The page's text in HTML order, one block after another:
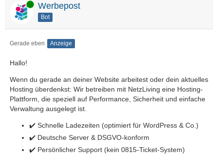
Online Werbepost
Bot
Gerade eben Anzeige
Hallo!
Wenn du gerade an deiner Website arbeitest oder dein aktuelles
Hosting überdenkst: Wir betreiben mit NetzLiving eine Hosting-
Plattform, die speziell auf Performance, Sicherheit und einfache
Verwaltung ausgelegt ist.
✔️ Schnelle Ladezeiten (optimiert für WordPress & Co.)
✔️ Deutsche Server & DSGVO-konform
✔️ Persönlicher Support (kein 0815-Ticket-System)